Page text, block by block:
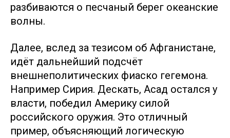
разбиваются о песчаный берег океанские
волны.
Далее, вслед за тезисом об Афганистане,
идёт дальнейший подсчёт
внешнеполитических фиаско гегемона.
Например Сирия. Дескать, Асад остался у
власти, победил Америку силой
российского оружия. Это отличный
пример, объясняющий логическую